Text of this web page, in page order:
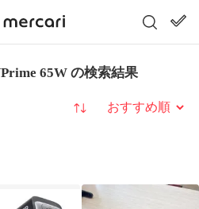
65W の検索結果
並び替え